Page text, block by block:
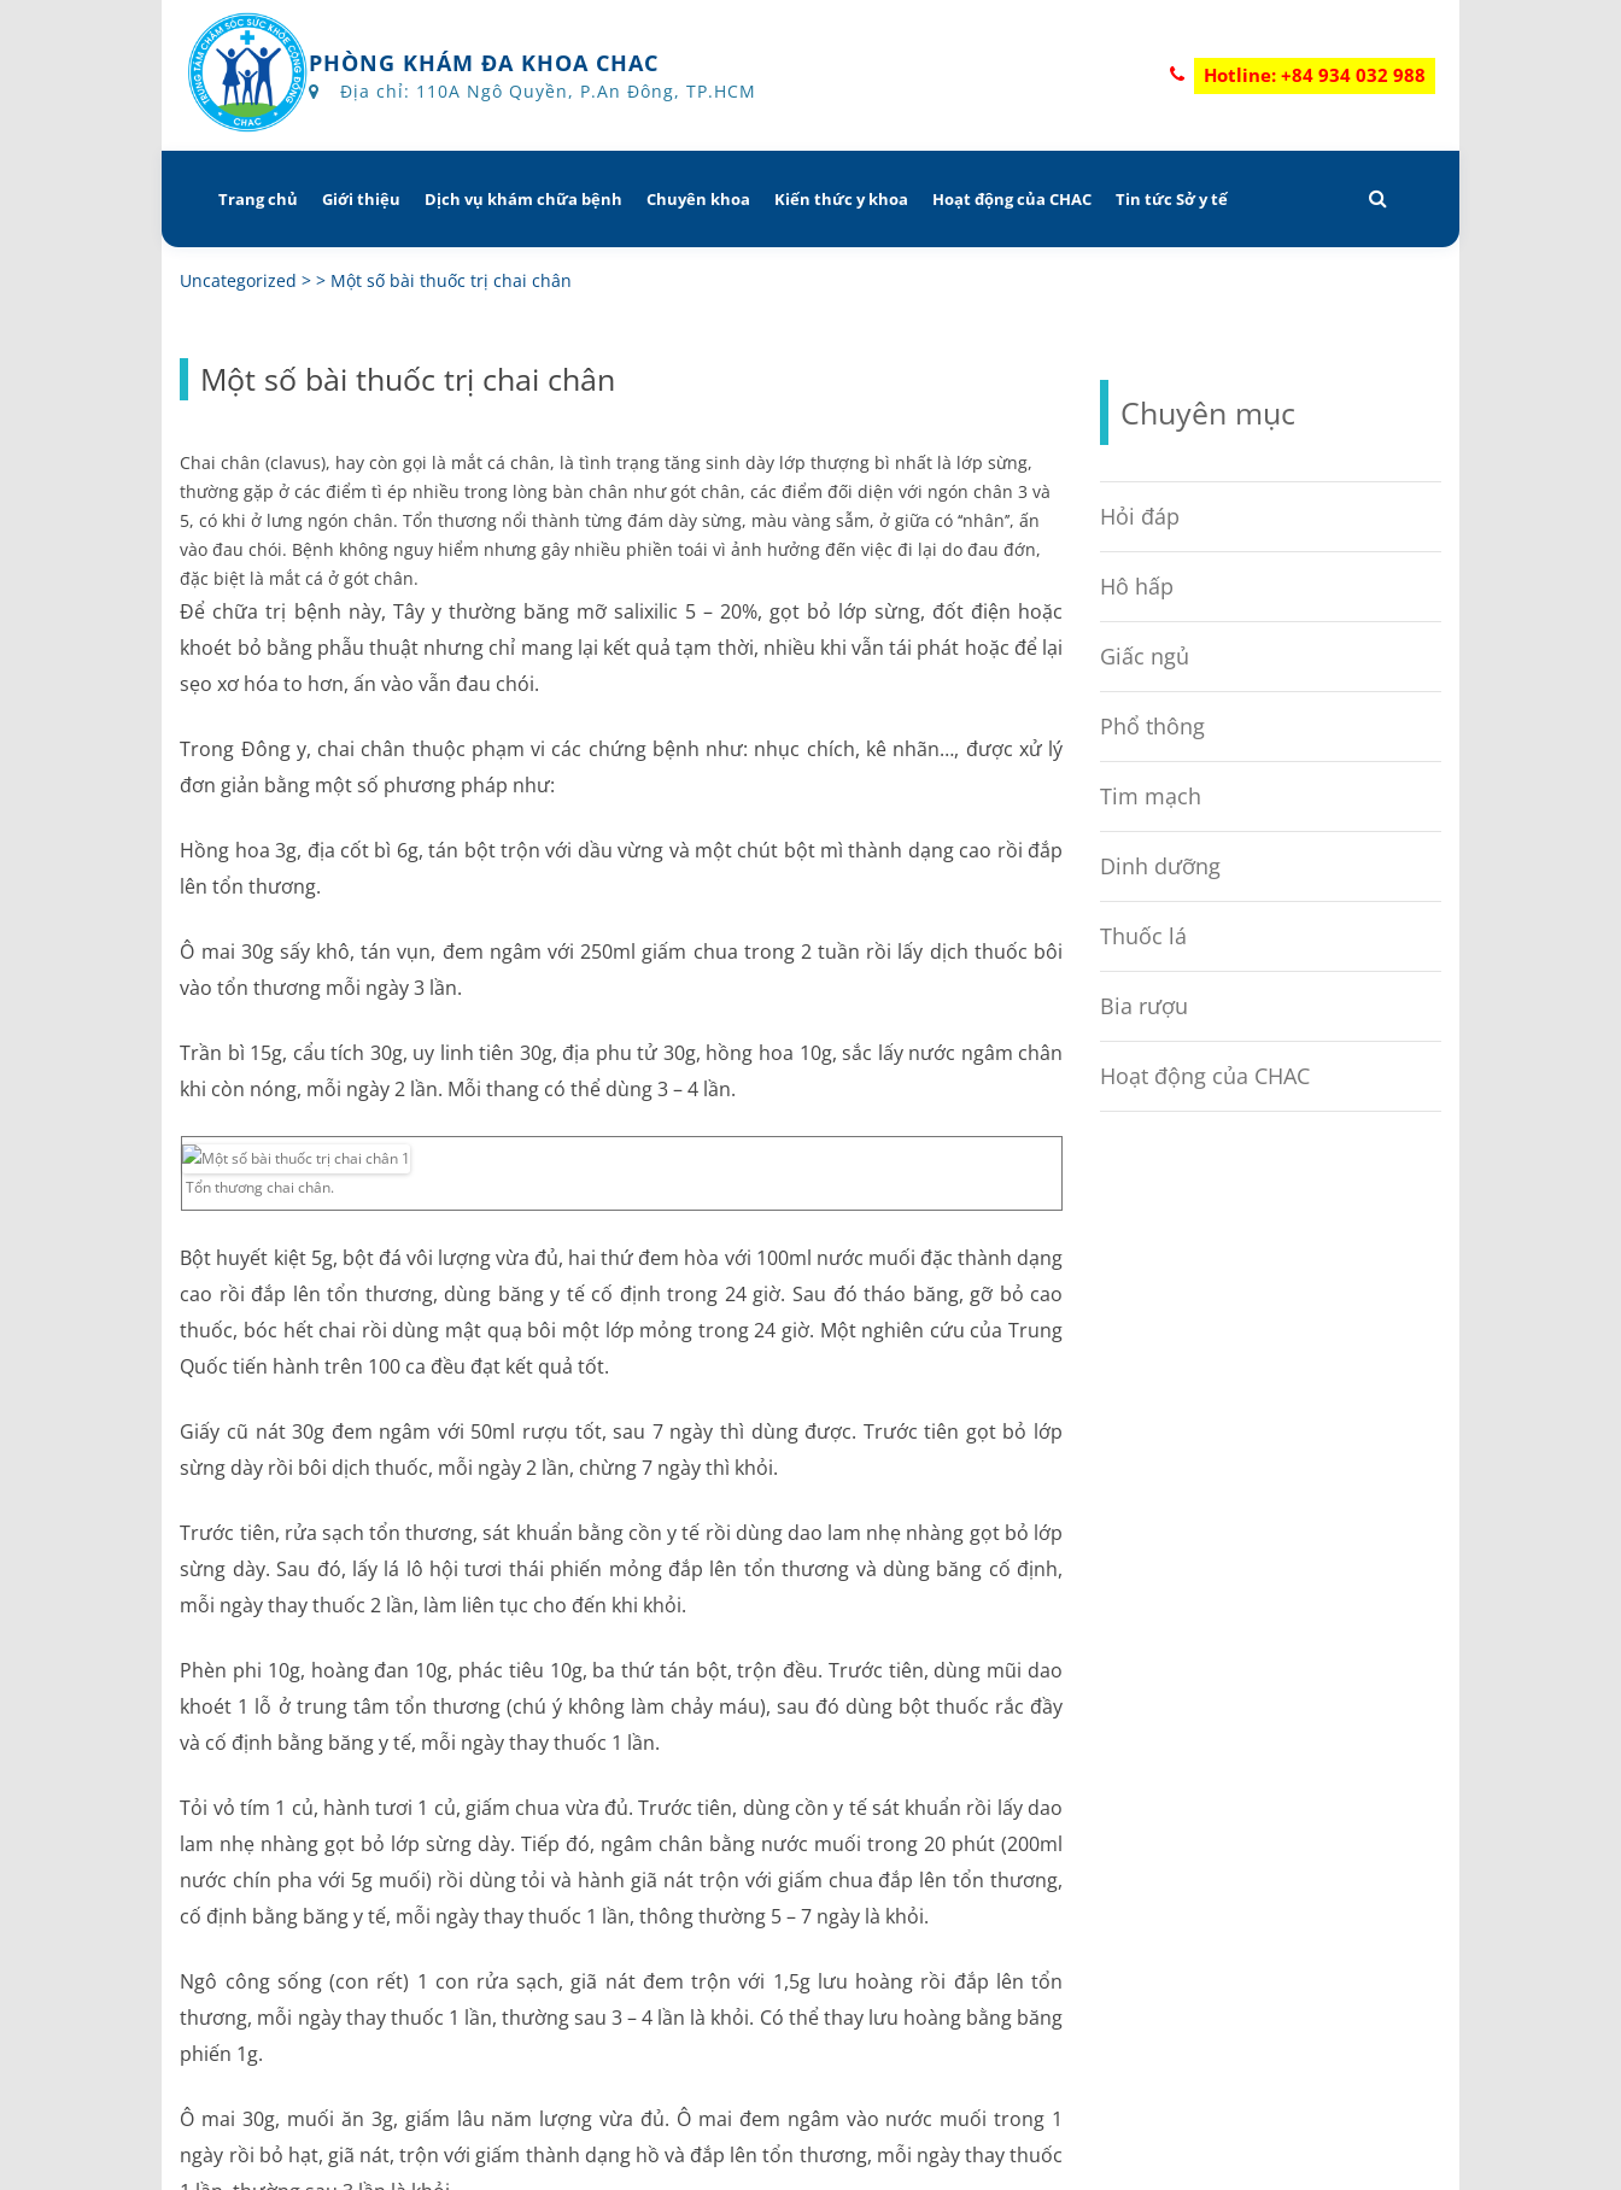
PHÒNG KHÁM ĐA KHOA CHAC
Địa chỉ: 110A Ngô Quyền, P.An Đông, TP.HCM
Hotline: +84 934 032 988
Skip
Trang chủ Giới thiệu
Quyền và trách nhiệm của người
Bác sĩ
Lịch khám bác sĩ
Hồ sơ năng lực
Bảng giá dịch vụ
Dịch vụ khám chữa bệnh
Khám gì ở CHAC
Chuyên khoa
Phục hồi chức năng Hô hấp
Dị ứng – Miễn dịch
Tim mạch
Dinh dưỡng
Chẩn đoán hình ảnh
Kiến thức y khoa Hoạt động của CHAC Tin tức Sở y tế
Uncategorized > > Một số bài thuốc trị chai chân
Một số bài thuốc trị chai chân
Chai chân (clavus), hay còn gọi là mắt cá chân, là tình trạng tăng sinh dày lớp thượng bì nhất là lớp sừng,
thường gặp ở các điểm tì ép nhiều trong lòng bàn chân như gót chân, các điểm đối diện với ngón chân 3 và
5, có khi ở lưng ngón chân. Tổn thương nổi thành từng đám dày sừng, màu vàng sẫm, ở giữa có ‘‘nhân’’, ấn
vào đau chói. Bệnh không nguy hiểm nhưng gây nhiều phiền toái vì ảnh hưởng đến việc đi lại do đau đớn,
đặc biệt là mắt cá ở gót chân.
Để chữa trị bệnh này, Tây y thường băng mỡ salixilic 5 – 20%, gọt bỏ lớp sừng, đốt điện hoặc
khoét bỏ bằng phẫu thuật nhưng chỉ mang lại kết quả tạm thời, nhiều khi vẫn tái phát hoặc để lại
sẹo xơ hóa to hơn, ấn vào vẫn đau chói.
Trong Đông y, chai chân thuộc phạm vi các chứng bệnh như: nhục chích, kê nhãn…, được xử lý
đơn giản bằng một số phương pháp như:
Hồng hoa 3g, địa cốt bì 6g, tán bột trộn với dầu vừng và một chút bột mì thành dạng cao rồi đắp
lên tổn thương.
Ô mai 30g sấy khô, tán vụn, đem ngâm với 250ml giấm chua trong 2 tuần rồi lấy dịch thuốc bôi
vào tổn thương mỗi ngày 3 lần.
Trần bì 15g, cẩu tích 30g, uy linh tiên 30g, địa phu tử 30g, hồng hoa 10g, sắc lấy nước ngâm chân
khi còn nóng, mỗi ngày 2 lần. Mỗi thang có thể dùng 3 – 4 lần.
Tổn thương chai chân.
Bột huyết kiệt 5g, bột đá vôi lượng vừa đủ, hai thứ đem hòa với 100ml nước muối đặc thành dạng
cao rồi đắp lên tổn thương, dùng băng y tế cố định trong 24 giờ. Sau đó tháo băng, gỡ bỏ cao
thuốc, bóc hết chai rồi dùng mật quạ bôi một lớp mỏng trong 24 giờ. Một nghiên cứu của Trung
Quốc tiến hành trên 100 ca đều đạt kết quả tốt.
Giấy cũ nát 30g đem ngâm với 50ml rượu tốt, sau 7 ngày thì dùng được. Trước tiên gọt bỏ lớp
sừng dày rồi bôi dịch thuốc, mỗi ngày 2 lần, chừng 7 ngày thì khỏi.
Trước tiên, rửa sạch tổn thương, sát khuẩn bằng cồn y tế rồi dùng dao lam nhẹ nhàng gọt bỏ lớp
sừng dày. Sau đó, lấy lá lô hội tươi thái phiến mỏng đắp lên tổn thương và dùng băng cố định,
mỗi ngày thay thuốc 2 lần, làm liên tục cho đến khi khỏi.
Phèn phi 10g, hoàng đan 10g, phác tiêu 10g, ba thứ tán bột, trộn đều. Trước tiên, dùng mũi dao
khoét 1 lỗ ở trung tâm tổn thương (chú ý không làm chảy máu), sau đó dùng bột thuốc rắc đầy
và cố định bằng băng y tế, mỗi ngày thay thuốc 1 lần.
Tỏi vỏ tím 1 củ, hành tươi 1 củ, giấm chua vừa đủ. Trước tiên, dùng cồn y tế sát khuẩn rồi lấy dao
lam nhẹ nhàng gọt bỏ lớp sừng dày. Tiếp đó, ngâm chân bằng nước muối trong 20 phút (200ml
nước chín pha với 5g muối) rồi dùng tỏi và hành giã nát trộn với giấm chua đắp lên tổn thương,
cố định bằng băng y tế, mỗi ngày thay thuốc 1 lần, thông thường 5 – 7 ngày là khỏi.
Ngô công sống (con rết) 1 con rửa sạch, giã nát đem trộn với 1,5g lưu hoàng rồi đắp lên tổn
thương, mỗi ngày thay thuốc 1 lần, thường sau 3 – 4 lần là khỏi. Có thể thay lưu hoàng bằng băng
phiến 1g.
Ô mai 30g, muối ăn 3g, giấm lâu năm lượng vừa đủ. Ô mai đem ngâm vào nước muối trong 1
ngày rồi bỏ hạt, giã nát, trộn với giấm thành dạng hồ và đắp lên tổn thương, mỗi ngày thay thuốc
Chuyên mục
Hỏi đáp
Hô hấp
Giấc ngủ
Phổ thông
Tim mạch
Dinh dưỡng
Thuốc lá
Bia rượu
Hoạt động của CHAC